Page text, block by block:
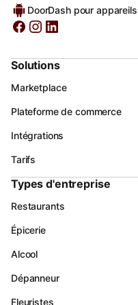
DoorDash pour
Solutions
Marketplace
Plateforme de commerce
Intégrations
Tarifs
Types d'entreprise
Restaurants
Épicerie
Alcool
Dépanneur
Fleuristes